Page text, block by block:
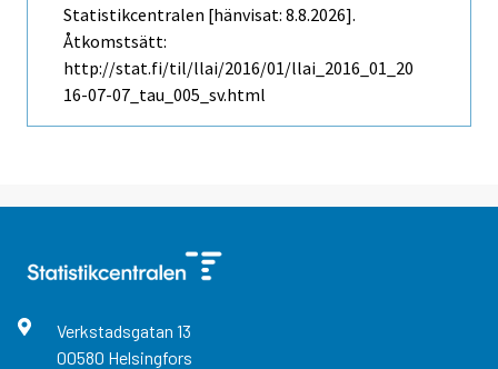
Statistikcentralen [hänvisat: 8.8.2026].
Åtkomstsätt:
http://stat.fi/til/llai/2016/01/llai_2016_01_20
16-07-07_tau_005_sv.html
Verkstadsgatan 13
00580 Helsingfors